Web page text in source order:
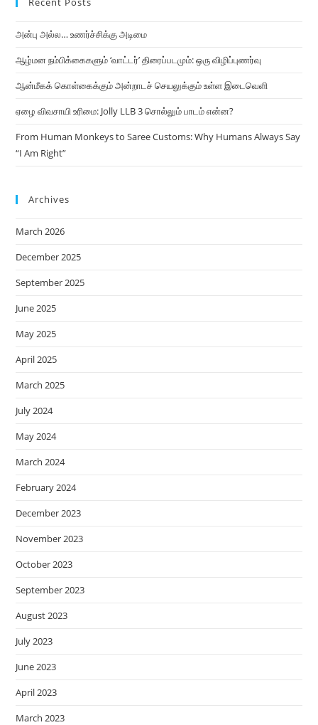
அன்பு அல்ல… உணர்ச்சிக்கு அடிமை
ஆழ்மன நம்பிக்கைகளும் ‘வாட்டர்’ திரைப்படமும்: ஒரு விழிப்புணர்வு
ஆன்மீகக் கொள்கைக்கும் அன்றாடச் செயலுக்கும் உள்ள இடைவெளி
ஏழை விவசாயி உரிமை: Jolly LLB 3 சொல்லும் பாடம் என்ன?
From Human Monkeys to Saree Customs: Why Humans Always Say
“I Am Right”
Archives
March 2026
December 2025
September 2025
June 2025
May 2025
April 2025
March 2025
July 2024
May 2024
March 2024
February 2024
December 2023
November 2023
October 2023
September 2023
August 2023
July 2023
June 2023
April 2023
March 2023